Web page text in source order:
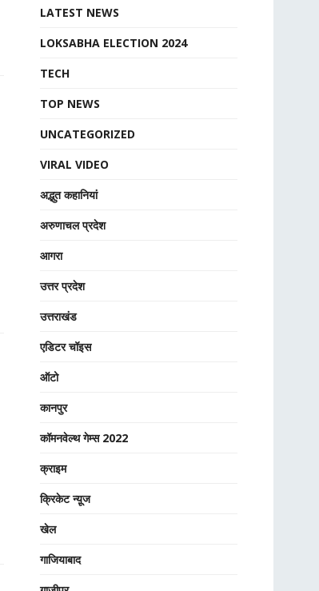
LATEST NEWS
LOKSABHA ELECTION 2024
TECH
TOP NEWS
UNCATEGORIZED
VIRAL VIDEO
अद्भुत कहानियां
अरुणाचल प्रदेश
आगरा
उत्तर प्रदेश
उत्तराखंड
एडिटर चॉइस
ऑटो
कानपुर
कॉमनवेल्थ गेम्स 2022
क्राइम
क्रिकेट न्यू़ज
खेल
गाजियाबाद